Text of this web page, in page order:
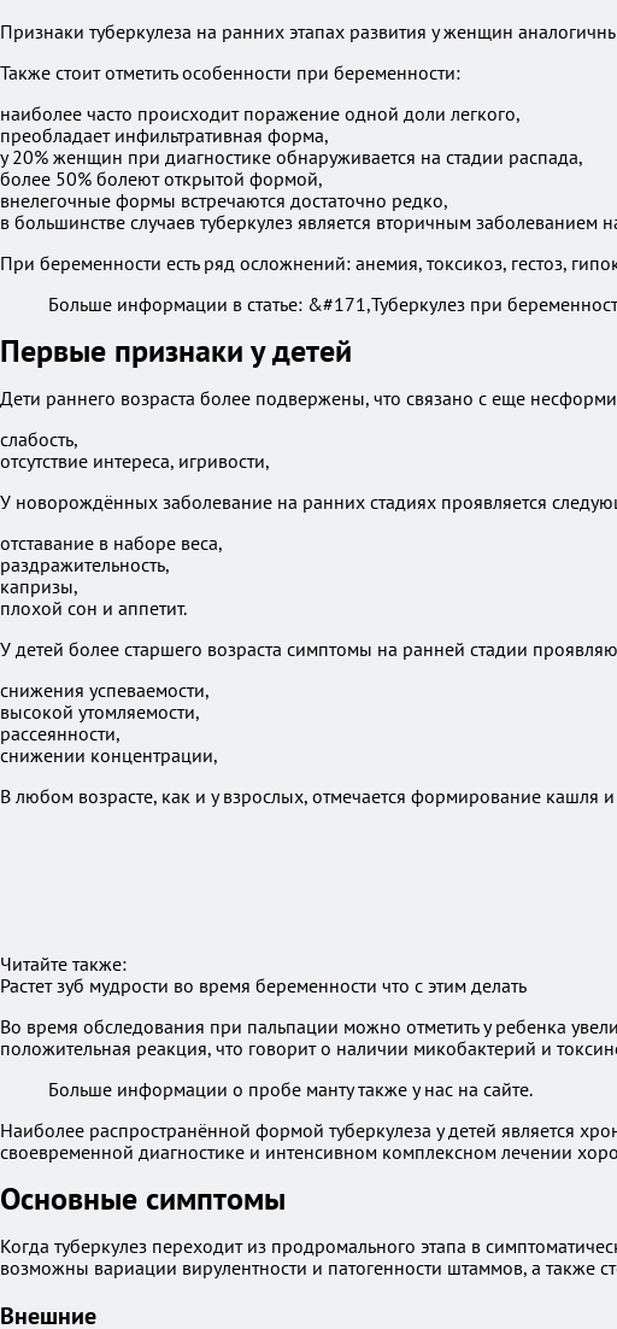
Признаки туберкулеза на ранних этапах развития у женщин
Также стоит отметить особенности при беременности:
наиболее часто происходит поражение одной доли легкого,
преобладает инфильтративная форма,
у 20% женщин при диагностике обнаруживается на стадии распада,
более 50% болеют открытой формой,
внелегочные формы встречаются достаточно редко,
в большинстве случаев туберкулез является вторичным
При беременности есть ряд осложнений: анемия, токсикоз, гестоз,
Больше информации в статье: &#171,Туберкулез при
Первые признаки у детей
Дети раннего возраста более подвержены, что связано с еще
слабость,
отсутствие интереса, игривости,
У новорождённых заболевание на ранних стадиях проявляется
отставание в наборе веса,
раздражительность,
капризы,
плохой сон и аппетит.
У детей более старшего возраста симптомы на ранней стадии
снижения успеваемости,
высокой утомляемости,
рассеянности,
снижении концентрации,
В любом возрасте, как и у взрослых, отмечается формирование кашля
Читайте также:
Растет зуб мудрости во время беременности что с этим делать
Во время обследования при пальпации можно отметить у ребенка
положительная реакция, что говорит о наличии микобактерий и
Больше информации о пробе манту также у нас на сайте.
Наиболее распространённой формой туберкулеза у детей является
своевременной диагностике и интенсивном комплексном лечении
Основные симптомы
Когда туберкулез переходит из продромального этапа в
возможны вариации вирулентности и патогенности штаммов, а также
Внешние